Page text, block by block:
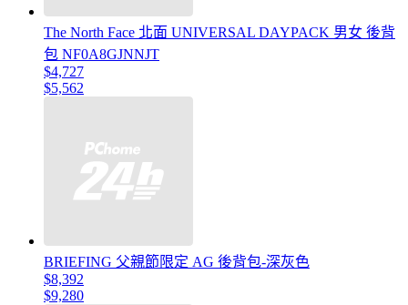
The North Face 北面 UNIVERSAL DAYPACK 男女 後背
包 NF0A8GJNNJT
$4,727
$5,562
BRIEFING 父親節限定 AG 後背包-深灰色
$8,392
$9,280